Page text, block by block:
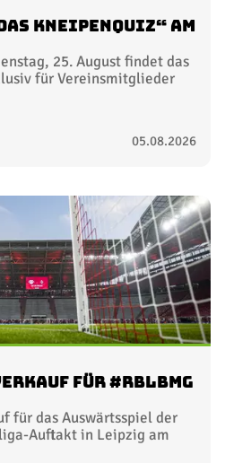
Kneipenquiz“ am
25. August findet das
für Vereinsmitglieder
05.08.2026
für #RBLBMG
für das Auswärtsspiel der
Auftakt in Leipzig am